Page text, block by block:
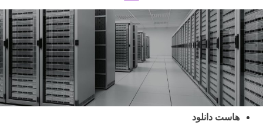
هاست دانلود